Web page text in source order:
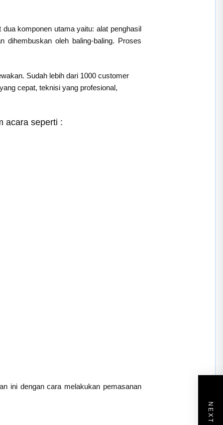
komponen utama yaitu: alat penghasil
dihembuskan oleh baling-baling. Proses
Sudah lebih dari 1000 customer
cepat, teknisi yang profesional,
acara seperti :
ini dengan cara melakukan pemasanan